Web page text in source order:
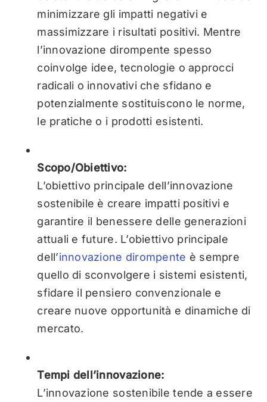
minimizzare gli impatti negativi e
massimizzare i risultati positivi. Mentre
l’innovazione dirompente spesso
coinvolge idee, tecnologie o approcci
radicali o innovativi che sfidano e
potenzialmente sostituiscono le norme,
le pratiche o i prodotti esistenti.
Scopo/Obiettivo:
L’obiettivo principale dell’innovazione
sostenibile è creare impatti positivi e
garantire il benessere delle generazioni
attuali e future. L’obiettivo principale
dell’innovazione dirompente è sempre
quello di sconvolgere i sistemi esistenti,
sfidare il pensiero convenzionale e
creare nuove opportunità e dinamiche di
mercato.
Tempi dell’innovazione:
L’innovazione sostenibile tende a essere